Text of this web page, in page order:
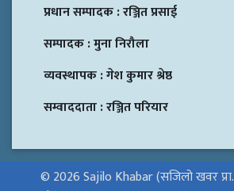
प्रधान सम्पादक :रञ्जित प्रसाई
सम्पादक :मुना निरौला
व्यवस्थापक :गेश कुमार श्रेष्ठ
सम्वाददाता :रञ्जित परियार
© 2026 Sajilo Khabar (सजिलो खवर